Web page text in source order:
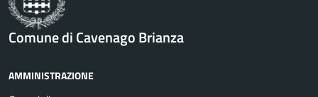
Comune di Cavenago Brianza
AMMINISTRAZIONE